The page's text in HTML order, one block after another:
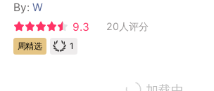
By:W
9.3
20人评分
周精选 1